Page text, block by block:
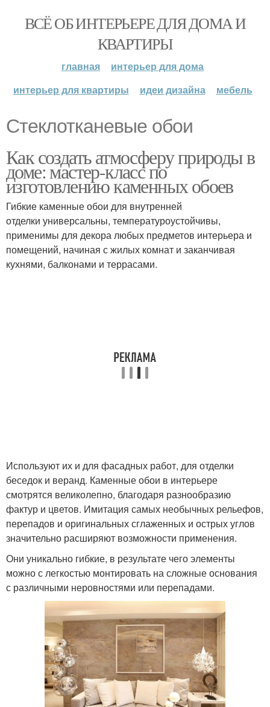
ВСЁ ОБ ИНТЕРЬЕРЕ ДЛЯ ДОМА И
КВАРТИРЫ
главная
интерьер для дома
интерьер для квартиры
идеи дизайна мебель
Стеклотканевые обои
Как создать атмосферу природы в
доме: мастер-класс по
изготовлению каменных обоев
Гибкие каменные обои для внутренней
отделки универсальны, температуроустойчивы,
применимы для декора любых предметов интерьера и
помещений, начиная с жилых комнат и заканчивая
кухнями, балконами и террасами.
Используют их и для фасадных работ, для отделки
беседок и веранд. Каменные обои в интерьере
смотрятся великолепно, благодаря разнообразию
фактур и цветов. Имитация самых необычных рельефов,
перепадов и оригинальных сглаженных и острых углов
значительно расширяют возможности применения.
Они уникально гибкие, в результате чего элементы
можно с легкостью монтировать на сложные основания
с различными неровностями или перепадами.